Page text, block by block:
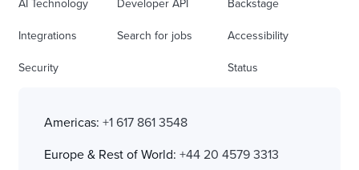
AI Technology
Integrations
Security
Developer API
Search for jobs
Backstage
Accessibility
Status
Americas: +1 617 861 3548
Europe & Rest of World: +44 20 4579 3313